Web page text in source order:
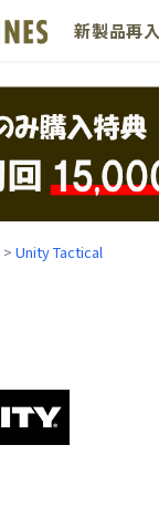
新製品再
> Unity Tactical